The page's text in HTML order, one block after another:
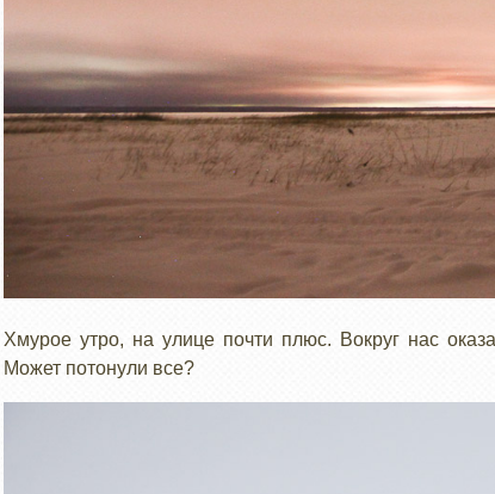
Хмурое утро, на улице почти плюс. Вокруг нас
Может потонули все?